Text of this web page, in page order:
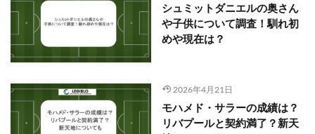
シュミットダニエルの奥さん
や子供について調査！馴れ初
めや現在は？
2026年4月21日
モハメド・サラーの成績は？
リバプールと契約満了？新天